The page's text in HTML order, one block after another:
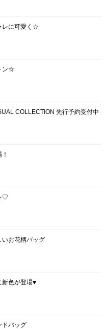
レに可愛く☆
ン☆
COLLECTION 先行予約受付中
♡
お花柄バッグ
新色が登場♥
ドバッグ